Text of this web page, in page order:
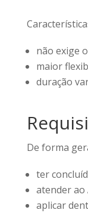
não exige
maior
duração
De forma
ter
atender
aplicar